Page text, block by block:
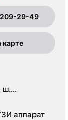
29-49
ш.
аппарат